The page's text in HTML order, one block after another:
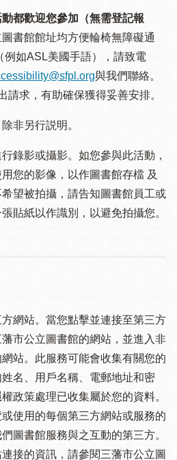
都歡迎您參加（無需登記報
書館館址均方便輪椅無障礙通
例如ASL美國手語），請致電
與我們聯絡。
請求，有助確保獲得妥善安排。
非另行説明。
錄影或攝影。如您參與此活動，
您的影像，以作圖書館存檔 及
望被拍攝，請告知圖書館員工或
貼紙以作識別，以避免拍攝您。
網站。當您點擊並連接至第三方
市公立圖書館的網站，並進入非
站。此服務可能會收集有關您的
名、用戶名稱、電郵地址和密
政策處理已收集屬於您的資料。
使用的每個第三方網站或服務的
圖書館服務與之互動的第三方。
接的資訊，請參閱三藩市公立圖